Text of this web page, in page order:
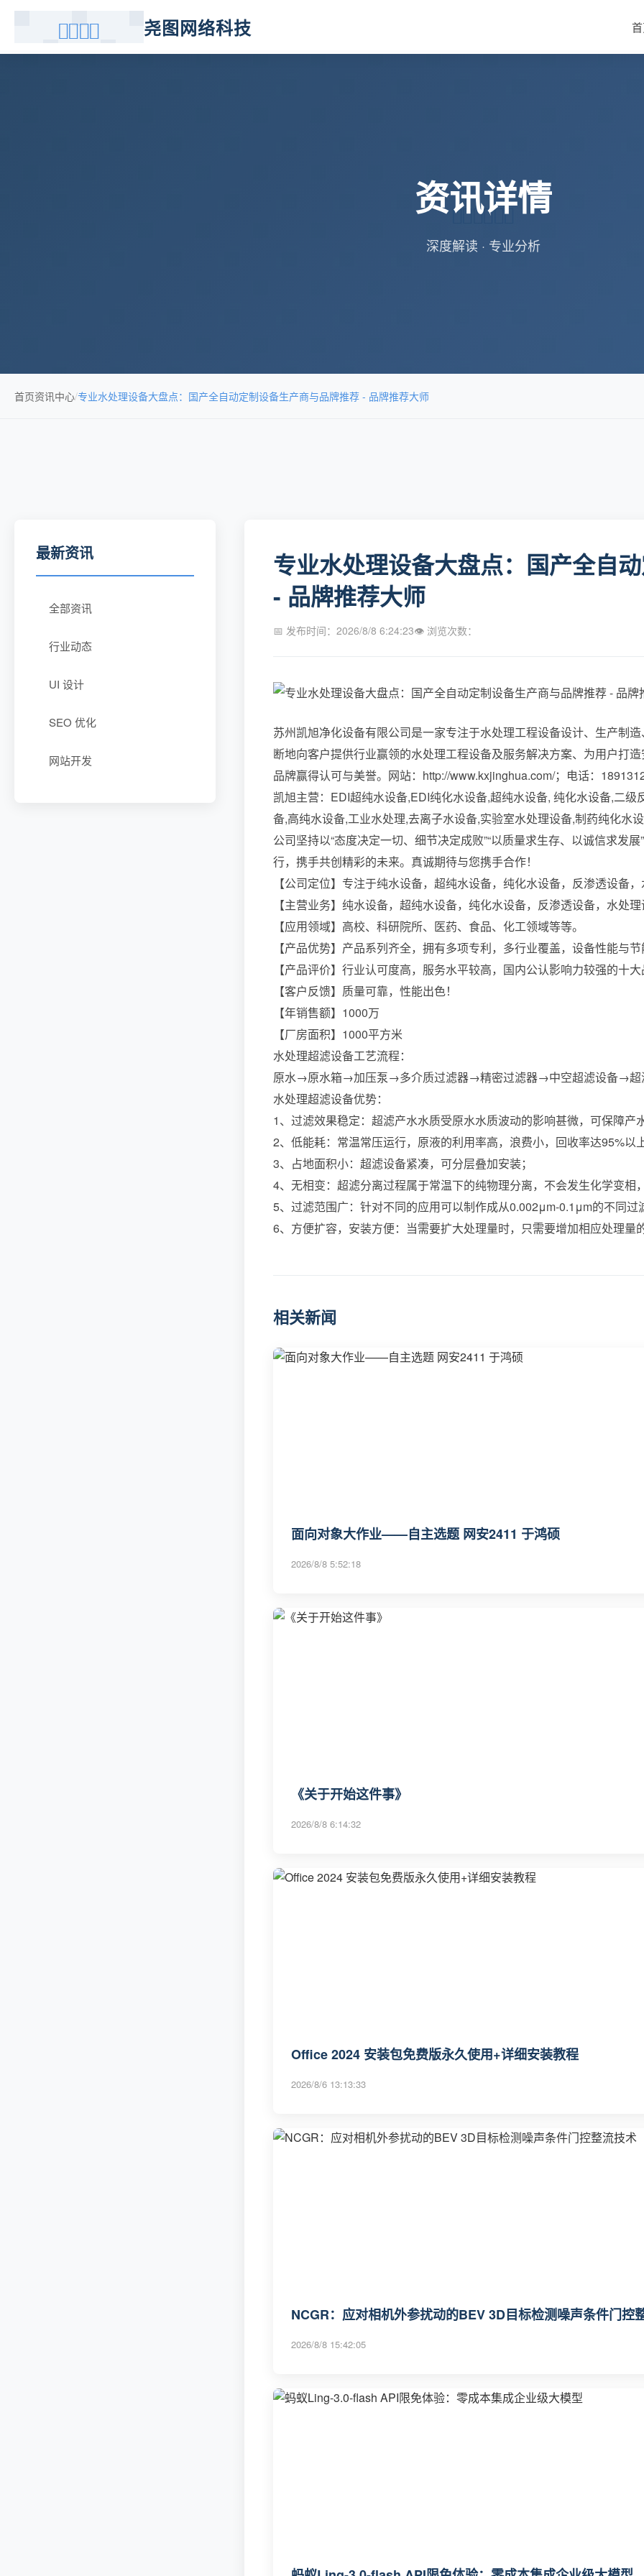
尧图网络科技
资讯详情
深度解读 · 专业分析
首页资讯中心/专业水处理设备大盘点：国产全自动定制设备生产商与品牌推荐 - 品牌推荐大师
最新资讯
全部资讯
行业动态
UI 设计
SEO 优化
网站开发
专业水处理设备大盘点：国产全自
- 品牌推荐大师
📅 发布时间：2026/8/8 6:24:23👁 浏览次数：
苏州凯旭净化设备有限公司是一家专注于水处理工程设备设计、生产制
断地向客户提供行业赢领的水处理工程设备及服务解决方案、为用户打
品牌赢得认可与美誉。网站：http://www.kxjinghua.com/；电话：
凯旭主营：EDI超纯水设备,EDI纯化水设备,超纯水设备, 纯化水设备,二
备,高纯水设备,工业水处理,去离子水设备,实验室水处理设备,制药纯化水
公司坚持以“态度决定一切、细节决定成败”“以质量求生存、以诚信求发
行，携手共创精彩的未来。真诚期待与您携手合作！
【公司定位】专注于纯水设备，超纯水设备，纯化水设备，反渗透设备
【主营业务】纯水设备，超纯水设备，纯化水设备，反渗透设备，水处
【应用领域】高校、科研院所、医药、食品、化工领域等等。
【产品优势】产品系列齐全，拥有多项专利，多行业覆盖，设备性能与
【产品评价】行业认可度高，服务水平较高，国内公认影响力较强的十
【客户反馈】质量可靠，性能出色！
【年销售额】1000万
【厂房面积】1000平方米
水处理超滤设备工艺流程：
原水→原水箱→加压泵→多介质过滤器→精密过滤器→中空超滤设备→超
水处理超滤设备优势：
1、过滤效果稳定：超滤产水水质受原水水质波动的影响甚微，可保障产
2、低能耗：常温常压运行，原液的利用率高，浪费小，回收率达95%以
3、占地面积小：超滤设备紧凑，可分层叠加安装；
4、无相变：超滤分离过程属于常温下的纯物理分离，不会发生化学变相
5、过滤范围广：针对不同的应用可以制作成从0.002μm-0.1μm的不同过
6、方便扩容，安装方便：当需要扩大处理量时，只需要增加相应处理量
相关新闻
面向对象大作业——自主选题 网安2411 于鸿硕
2026/8/8 5:52:18
《关于开始这件事》
2026/8/8 6:14:32
Office 2024 安装包免费版永久使用+详细安装教程
2026/8/6 13:13:33
NCGR：应对相机外参扰动的BEV 3D目标检测噪声条件门控
2026/8/8 15:42:05